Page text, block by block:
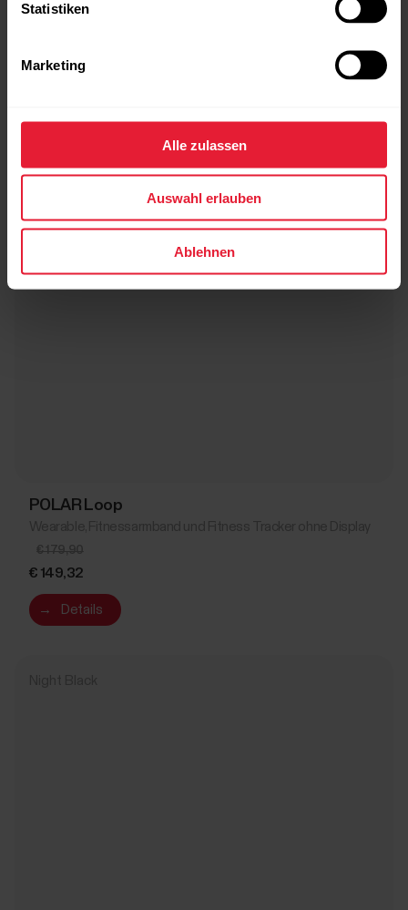
Statistiken
Marketing
Alle zulassen
Auswahl erlauben
Ablehnen
POLAR Loop
€ 149,32
→ Details